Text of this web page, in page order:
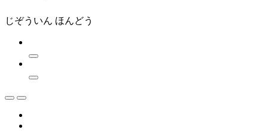
じぞういん ほんどう